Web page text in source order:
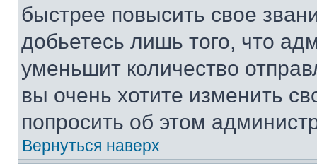
быстрее повысить свое
добьетесь лишь того, что
уменьшит количество
вы очень хотите изменить
попросить об этом
Вернуться наверх